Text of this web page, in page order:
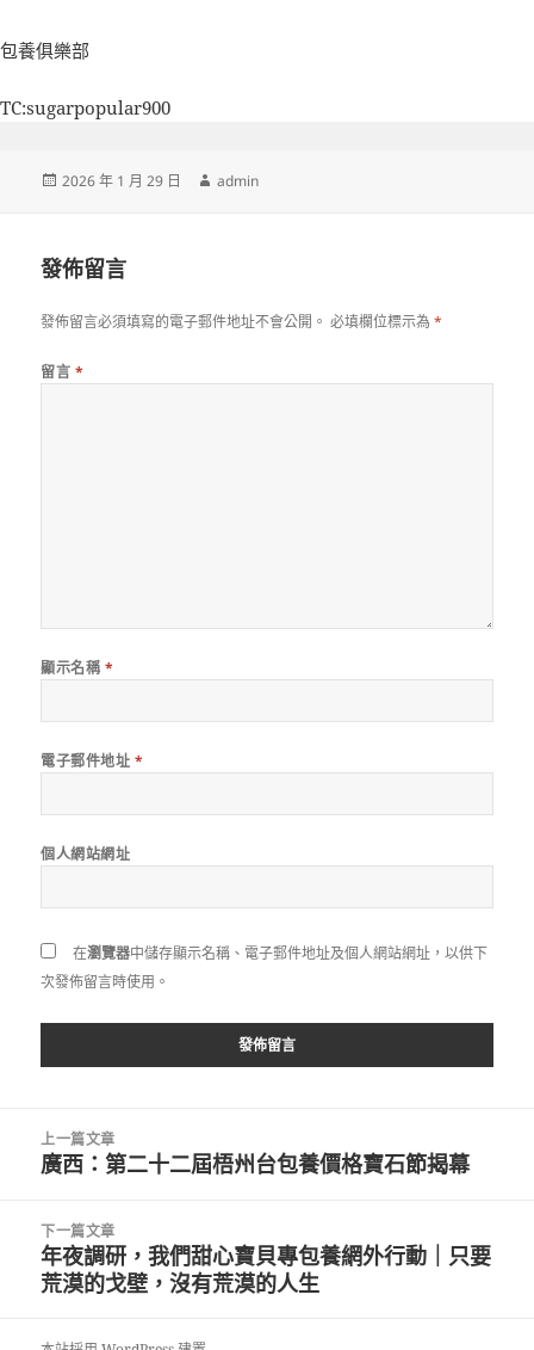
包養俱樂部
TC:sugarpopular900
發
2026 年 1 月 29 日
作
admin
發佈留言
發佈留言必須填寫的電子郵件地址不會公開。 必填欄位標示為*
留言 *
顯示名稱 *
電子郵件地址 *
個人網站網址
在瀏覽器中儲存顯示名稱、電子郵件地址及個人網站網址，以供下
次發佈留言時使用。
上一篇文章
上
篇
文
章:
廣西：第二十二屆梧州台包養價格寶石節揭幕
下一篇文章
下
一
文
年夜調研，我們甜心寶貝專包養網外行動｜只要
荒漠的戈壁，沒有荒漠的人生